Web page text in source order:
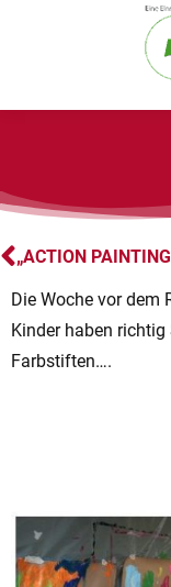
„ACTION
Die Woche vor
Kinder haben
Farbstiften….